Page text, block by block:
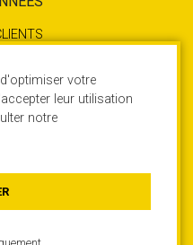
votre
leur utilisation
notre
10
85 17
du Rocher
– France